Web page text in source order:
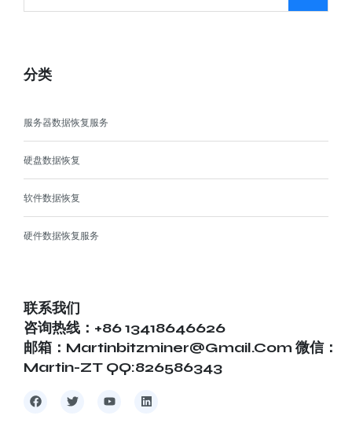
分类
服务器数据恢复服务
硬盘数据恢复
软件数据恢复
硬件数据恢复服务
联系我们
咨询热线：+86 13418646626
邮箱：martinbitzminer@gmail.com 微信：
Martin-ZT QQ:826586343